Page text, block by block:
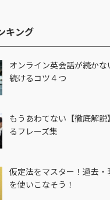
キング​
オンライン英会話が続かな
続けるコツ４つ
もうあわてない【徹底解
るフレーズ集
仮定法をマスター！過去
を使いこなそう！